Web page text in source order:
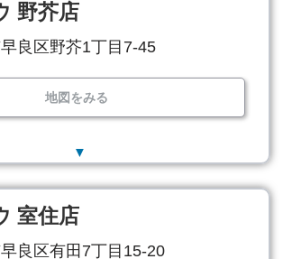
野芥店
良区野芥1丁目7-45
地図をみる
▼
室住店
良区有田7丁目15-20